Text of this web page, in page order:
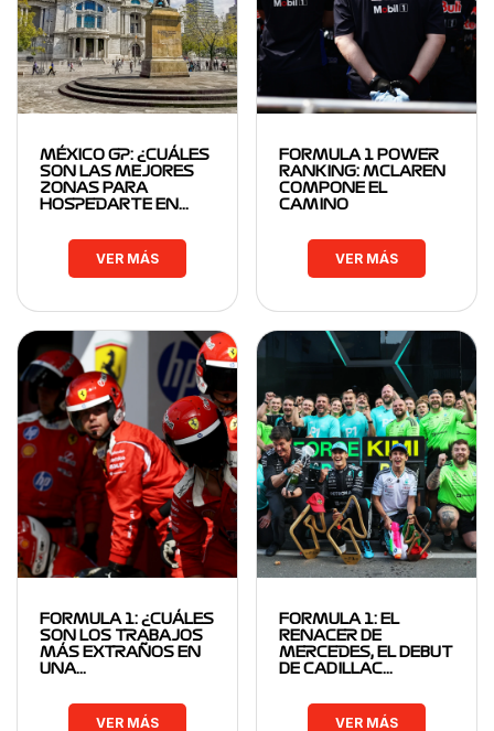
MÉXICO GP: ¿CUÁLES
SON LAS MEJORES
ZONAS PARA
HOSPEDARTE EN…
VER MÁS
FORMULA 1 POWER
RANKING: MCLAREN
COMPONE EL
CAMINO
VER MÁS
FORMULA 1: ¿CUÁLES
SON LOS TRABAJOS
MÁS EXTRAÑOS EN
UNA…
VER MÁS
FORMULA 1: EL
RENACER DE
MERCEDES, EL DEBUT
DE CADILLAC…
VER MÁS